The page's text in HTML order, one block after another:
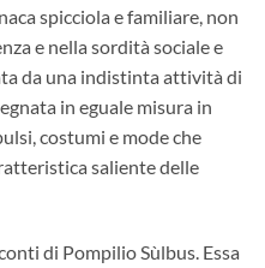
spicciola e familiare, non
e nella sordità sociale e
da una indistinta attività di
in eguale misura in
costumi e mode che
saliente delle
di Pompilio Sùlbus. Essa